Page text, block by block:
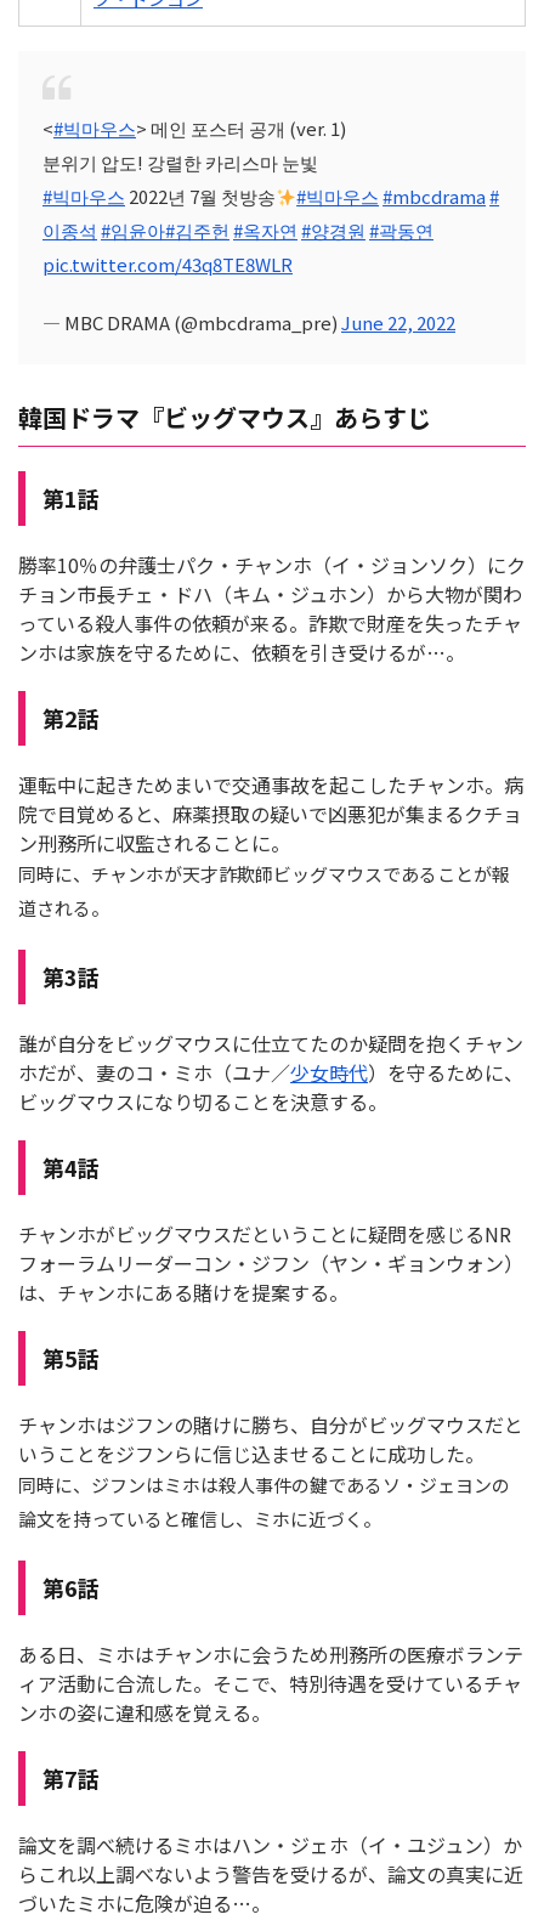
<#빅마우스> 메인 포스터 공개 (ver. 1)
분위기 압도! 강렬한 카리스마 눈빛
#빅마우스 2022년 7월 첫방송 #빅마우스#mbcdrama#
이종석 #임윤아#김주헌 #옥자연 #양경원 #곽동연
pic.twitter.com/43q8TE8WLR
— MBC DRAMA (@mbcdrama_pre)June 22, 2022
韓国ドラマ『ビッグマウス』あらすじ
第1話
勝率10％の弁護士パク・チャンホ（イ・ジョンソク）にク
チョン市長チェ・ドハ（キム・ジュホン）から大物が関わ
っている殺人事件の依頼が来る。詐欺で財産を失ったチャ
ンホは家族を守るために、依頼を引き受けるが…。
第2話
運転中に起きためまいで交通事故を起こしたチャンホ。病
院で目覚めると、麻薬摂取の疑いで凶悪犯が集まるクチョ
ン刑務所に収監されることに。
同時に、チャンホが天才詐欺師ビッグマウスであることが報
道される。
第3話
誰が自分をビッグマウスに仕立てたのか疑問を抱くチャン
ホだが、妻のコ・ミホ（ユナ／少女時代）を守るために、
ビッグマウスになり切ることを決意する。
第4話
チャンホがビッグマウスだということに疑問を感じるNR
フォーラムリーダーコン・ジフン（ヤン・ギョンウォン）
は、チャンホにある賭けを提案する。
第5話
チャンホはジフンの賭けに勝ち、自分がビッグマウスだと
いうことをジフンらに信じ込ませることに成功した。
同時に、ジフンはミホは殺人事件の鍵であるソ・ジェヨンの
論文を持っていると確信し、ミホに近づく。
第6話
ある日、ミホはチャンホに会うため刑務所の医療ボランテ
ィア活動に合流した。そこで、特別待遇を受けているチャ
ンホの姿に違和感を覚える。
第7話
論文を調べ続けるミホはハン・ジェホ（イ・ユジュン）か
らこれ以上調べないよう警告を受けるが、論文の真実に近
づいたミホに危険が迫る…。